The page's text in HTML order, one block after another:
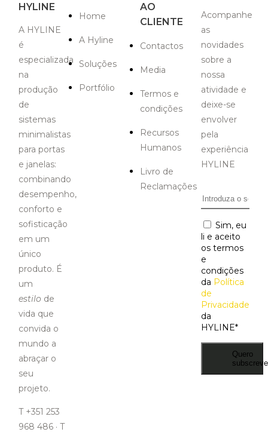
HYLINE
A HYLINE
é
especializada
na
produção
de
sistemas
minimalistas
para portas
e janelas:
combinando
desempenho,
conforto e
sofisticação
em um
único
produto. É
um
estilo de
vida que
convida o
mundo a
abraçar o
seu
projeto.
T +351 253
968 486 · T
Home
A Hyline
Soluções
Portfólio
AO
CLIENTE
Contactos
Media
Termos e
condições
Recursos
Humanos
Livro de
Reclamações
Acompanhe
as
novidades
sobre a
nossa
atividade e
deixe-se
envolver
pela
experiência
HYLINE
Email*
Sim, eu
li e aceito
os termos
e
condições
da Política
de
Privacidade
da
HYLINE*
Quero